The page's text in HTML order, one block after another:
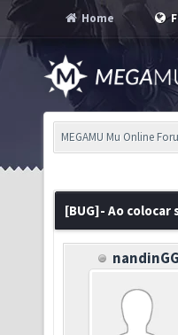
Home
MEGAMU Mu Online
[BUG]- Ao
nandinGG